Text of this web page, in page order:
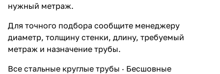
нужный метраж.
Для точного подбора сообщите менеджеру
диаметр, толщину стенки, длину, требуемый
метраж и назначение трубы.
Все стальные круглые трубы · Бесшовные